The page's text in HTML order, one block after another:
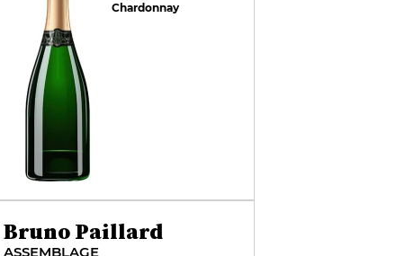
Chardonnay
Bruno Paillard
ASSEMBLAGE